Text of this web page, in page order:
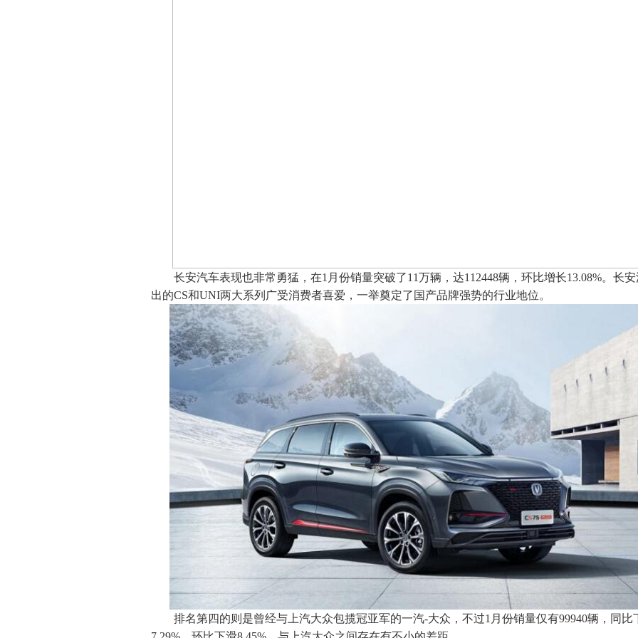
长安汽车表现也非常勇猛，在1月份销量突破了11万辆，达112448辆，环比增长13.08%。长
出的CS和UNI两大系列广受消费者喜爱，一举奠定了国产品牌强势的行业地位。
排名第四的则是曾经与上汽大众包揽冠亚军的一汽-大众，不过1月份销量仅有99940辆，同比